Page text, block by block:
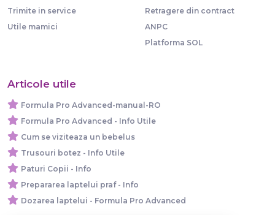
Trimite in service
Utile mamici
Retragere din contract
ANPC
Platforma SOL
Articole utile
Formula Pro Advanced-manual-RO
Formula Pro Advanced - Info Utile
Cum se viziteaza un bebelus
Trusouri botez - Info Utile
Paturi Copii - Info
Prepararea laptelui praf - Info
Dozarea laptelui - Formula Pro Advanced